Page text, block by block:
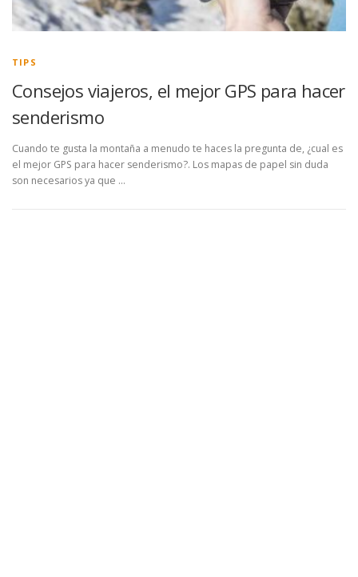
TIPS
Consejos viajeros, el mejor GPS para hacer
senderismo
Cuando te gusta la montaña a menudo te haces la pregunta de, ¿cual es
el mejor GPS para hacer senderismo?. Los mapas de papel sin duda
son necesarios ya que …